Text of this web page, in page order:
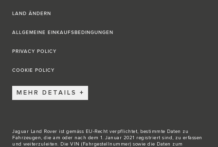
LAND ÄNDERN
ALLGEMEINE EINKAUFSBEDINGUNGEN
PRIVACY POLICY
COOKIE POLICY
MEHR DETAILS
Jaguar Land Rover ist gemäss EU-Recht verpflichtet, bestimmte Daten zu
Fahrzeugen, die am oder nach dem 1. Januar 2021 registriert sind, zu erfassen
und weiterzuleiten. Die VIN (Fahrgestellnummer) sowie die Daten zum